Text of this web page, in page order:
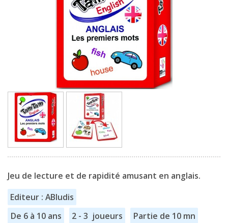
Jeu de lecture et de rapidité amusant en anglais.
Editeur : ABludis
De 6 à 10 ans
2 - 3 joueurs Partie de 10 mn